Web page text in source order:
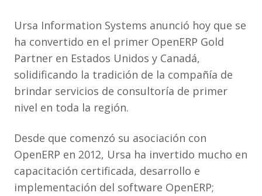
Ursa Information Systems anunció hoy que se
ha convertido en el primer OpenERP Gold
Partner en Estados Unidos y Canadá,
solidificando la tradición de la compañía de
brindar servicios de consultoría de primer
nivel en toda la región.
Desde que comenzó su asociación con
OpenERP en 2012, Ursa ha invertido mucho en
capacitación certificada, desarrollo e
implementación del software OpenERP;